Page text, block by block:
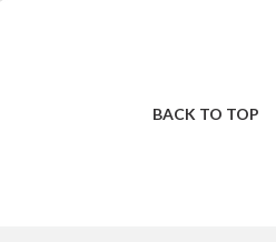
BACK TO TOP